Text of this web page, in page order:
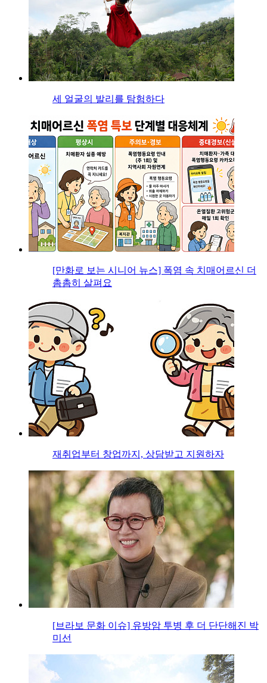
세 얼굴의 발리를 탐험하다
[만화로 보는 시니어 뉴스] 폭염 속 치매어르신 더
촘촘히 살펴요
재취업부터 창업까지, 상담받고 지원하자
[브라보 문화 이슈] 유방암 투병 후 더 단단해진 박
미선